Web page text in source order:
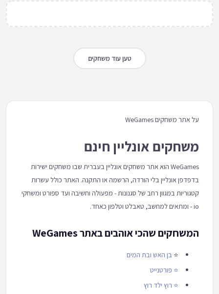
טען עוד משחקים
על אתר משחקים WeGames
משחקים אונליין חינם
WeGames הוא אתר משחקים אונליין בעברית שבו משחקים ישירות
בדפדפן אונליין בלי הורדה, הרשמה או התקנה. האתר כולל עשרות
קטגוריות במגוון רחב של סגנונות - מפעולה וחשיבה ועד ספורט ומשחקי
io - ומתאים למחשב, טאבלט וטלפון כאחד.
המשחקים שהכי אוהבים באתר WeGames
⭐ בן האש ובת המים
⭐ פורטנייט
⭐ רוץ ילד רוץ